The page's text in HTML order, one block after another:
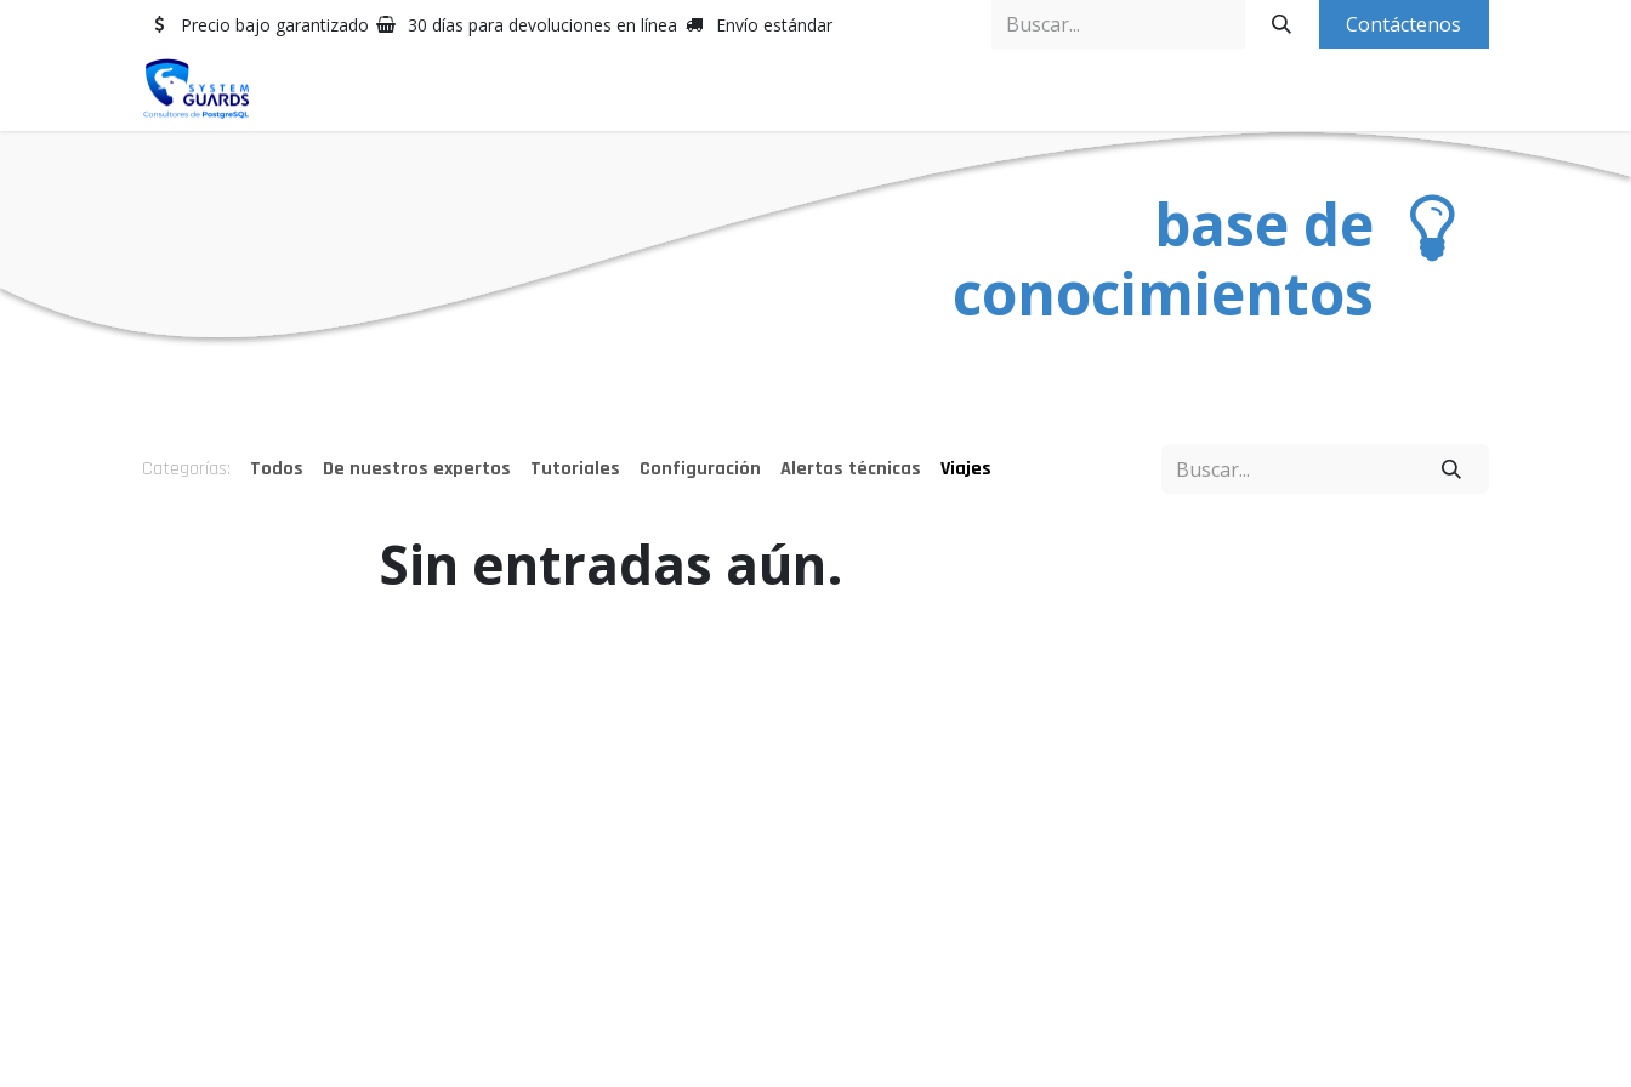
Precio bajo garantizado 30 días para devoluciones en línea Envío estándar Contáctenos
base de
conocimientos
Categorías: Todos De nuestros expertos Tutoriales Configuración Alertas técnicas Viajes
Sin entradas aún.